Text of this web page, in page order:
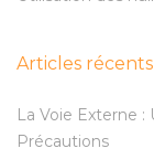
Articles récents
La Voie Externe
Précautions